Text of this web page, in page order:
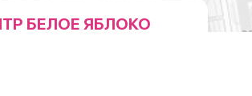
БЕЛОЕ ЯБЛОКО